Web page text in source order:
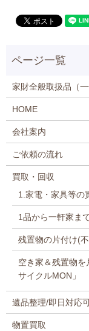
家財全般取扱品（一
HOME
会社案内
ご依頼の流れ
買取・回収
1.家電・家具等の
1品から一軒家ま
残置物の片付け(
空き家＆残置物を
サイクルMON」
遺品整理/即日対応
物置買取